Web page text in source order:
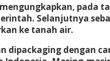
pada
Selanjutnya
ke tanah air.
dipackaging dengan